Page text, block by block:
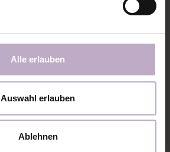
Alle erlauben
Auswahl erlauben
Ablehnen